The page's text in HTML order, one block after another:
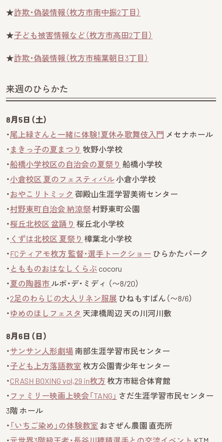
★詐欺・偽装情報（枚方市南中振2丁目）
★子ども被害情報など（枚方市高田2丁目）
★詐欺・偽装情報（枚方市楠葉朝日3丁目）
来週のひらかた
8月5日（土）
・尾上緑さんと一緒に体験！夏休み歌舞伎入門 メセナホール
・ まきっ子の夏まつり 牧野小学校
・船橋小学校区の自治会の夏祭り 船橋小学校
・小倉校区 夏のフェスティバル 小倉小学校
・おやこリトミック 御殿山生涯学習美術センター
・村野東町自治会 納涼祭村野東町公園
・桜丘北校区 盆踊り 桜丘北小学校
・ くずは北校区 夏祭り 樟葉北小学校
・ FCティアモ枚方 監督・選手トークショー ひらかたパーク
・ ともものおはなしくらぶ cocoru
・夏の陶器市 ルポ・デ・ミディ （〜8/20）
・2足のわらじの大人リネン服展 ひねもすぱん（〜8/6）
・ ゆめのほしフェスタ 天津橋周辺 天の川河川敷
8月6日（日）
・サンサン人形劇場南部生涯学習市民センター
・子ども上方落語教室 枚方公園青少年センター
・CRASH BOXING vol,29 in枚方 枚方市総合体育館
・ ファミリー映画上映会「TANG」 さだ生涯学習市民センター
3階 ホール
・ 「いちご染め」の体験教室 おさぜん農園 直売所